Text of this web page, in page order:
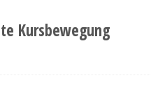
Kursbewegung